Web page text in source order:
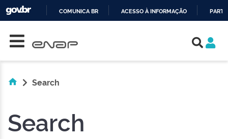
COMUNICA BR ACESSO À INFORMAÇÃO
Search
Search